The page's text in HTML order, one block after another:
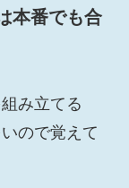
本番でも合
み立てる
ので覚えて